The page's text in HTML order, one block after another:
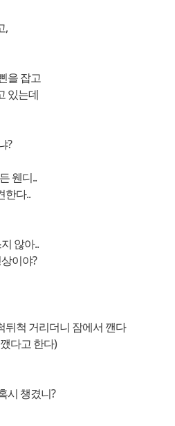
,
을 잡고
있는데
?
웬디..
한다..
않아..
이야?
뒤척 거리더니 잠에서 깬다
다고 한다)
시 챙겼니?